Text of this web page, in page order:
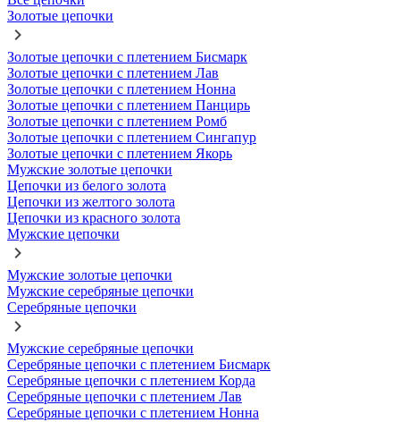
Золотые цепочки
Золотые цепочки с плетением Бисмарк
Золотые цепочки с плетением Лав
Золотые цепочки с плетением Нонна
Золотые цепочки с плетением Панцирь
Золотые цепочки с плетением Ромб
Золотые цепочки с плетением Сингапур
Золотые цепочки с плетением Якорь
Мужские золотые цепочки
Цепочки из белого золота
Цепочки из желтого золота
Цепочки из красного золота
Мужские цепочки
Мужские золотые цепочки
Мужские серебряные цепочки
Серебряные цепочки
Мужские серебряные цепочки
Серебряные цепочки с плетением Бисмарк
Серебряные цепочки с плетением Корда
Серебряные цепочки с плетением Лав
Серебряные цепочки с плетением Нонна